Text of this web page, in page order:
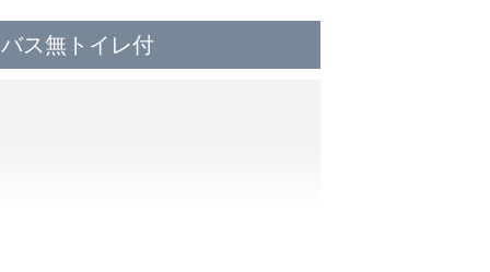
ス無トイレ付